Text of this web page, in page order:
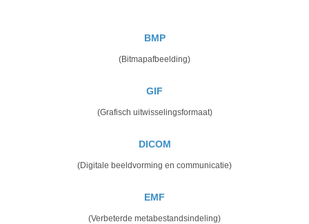
BMP
(Bitmapafbeelding)
GIF
(Grafisch uitwisselingsformaat)
DICOM
(Digitale beeldvorming en communicatie)
EMF
(Verbeterde metabestandsindeling)